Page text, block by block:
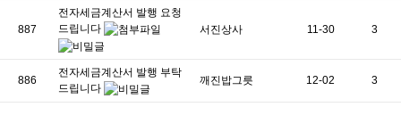
887
전자세금계산서 발행 요청
드립니다
서진상사 11-30 3
886
전자세금계산서 발행 부탁
드립니다
깨진밥그릇 12-02 3